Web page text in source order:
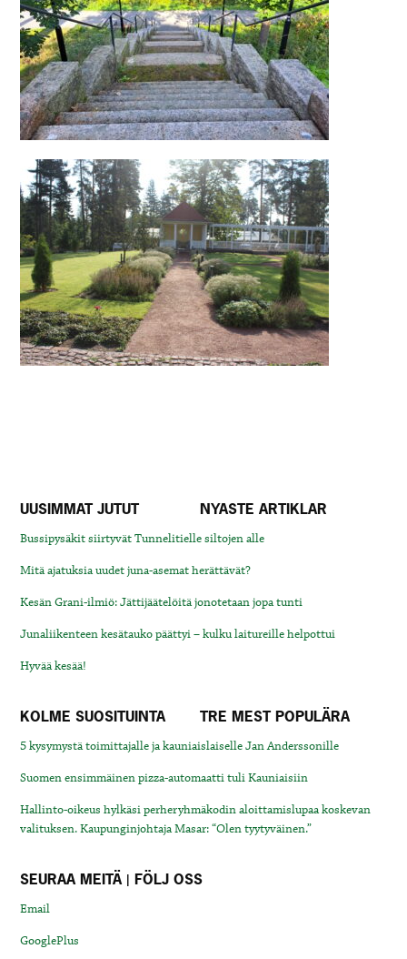
UUSIMMAT JUTUT NYASTE ARTIKLAR
Bussipysäkit siirtyvät Tunnelitielle siltojen alle
Mitä ajatuksia uudet juna-asemat herättävät?
Kesän Grani-ilmiö: Jättijäätelöitä jonotetaan jopa tunti
Junaliikenteen kesätauko päättyi – kulku laitureille helpottui
Hyvää kesää!
KOLME SUOSITUINTA TRE MEST POPULÄRA
5 kysymystä toimittajalle ja kauniaislaiselle Jan Anderssonille
Suomen ensimmäinen pizza-automaatti tuli Kauniaisiin
Hallinto-oikeus hylkäsi perheryhmäkodin aloittamislupaa koskevan
valituksen. Kaupunginjohtaja Masar: “Olen tyytyväinen.”
SEURAA MEITÄ | FÖLJ OSS
Email
GooglePlus